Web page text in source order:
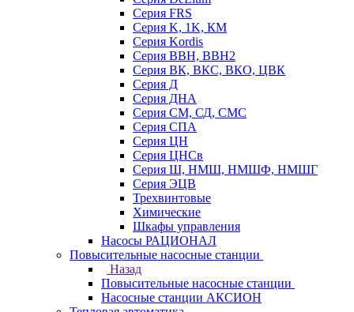
Серия FRS
Серия K, 1K, КМ
Серия Kordis
Серия ВВН, ВВН2
Серия ВК, ВКС, ВКО, ЦВК
Серия Д
Серия ДНА
Серия СМ, СД, СМС
Серия СПА
Серия ЦН
Серия ЦНСв
Серия Ш, НМШ, НМШФ, НМШГ
Серия ЭЦВ
Трехвинтовые
Химические
Шкафы управления
Насосы РАЦИОНАЛ
Повысительные насосные станции
Назад
Повысительные насосные станции
Насосные станции АКСИОН